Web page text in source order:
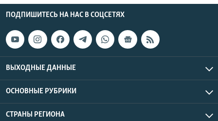
ПОДПИШИТЕСЬ НА НАС В СОЦСЕТЯХ
ВЫХОДНЫЕ ДАННЫЕ
ОСНОВНЫЕ РУБРИКИ
СТРАНЫ РЕГИОНА